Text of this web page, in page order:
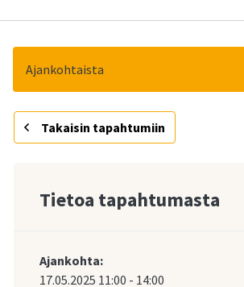
Ajankohtaista
Takaisin tapahtumiin
Tietoa tapahtumasta
Ajankohta:
17.05.2025 11:00 - 14:00